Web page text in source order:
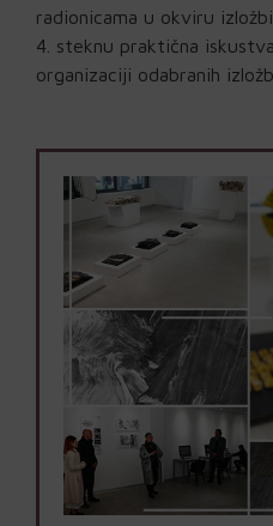
radionicama u okviru
steknu praktična
organizaciji odabranih